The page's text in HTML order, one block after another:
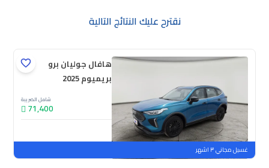
نقترح عليك النتائج التالية
هافال جوليان برو
بريميوم 2025
شامل الضريبة
71,400
جديدة
ملوحة
غسيل مجاني ٣ اشهر